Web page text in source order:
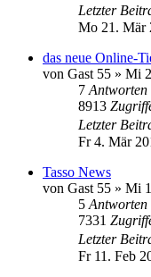
Letzter
Mo 21. Mär
das neue Online-
von Gast 55 » Mi
7 Antworten
8913
Letzter
Fr 4. Mär
Tasso News
von Gast 55 » Mi
5 Antworten
7331
Letzter
Fr 11. Feb